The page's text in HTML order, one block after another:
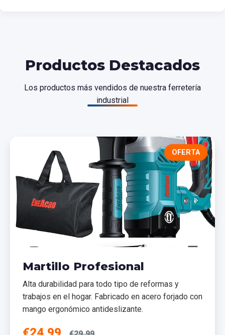
Productos Destacados
Los productos más vendidos de nuestra ferretería
industrial
OFERTA
Martillo Profesional
Alta durabilidad para todo tipo de reformas y
trabajos en el hogar. Fabricado en acero forjado con
mango ergonómico antideslizante.